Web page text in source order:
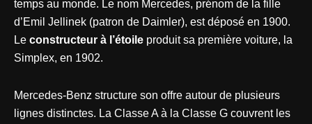
temps au monde. Le nom Mercedes, prénom de la fille
d’Emil Jellinek (patron de Daimler), est déposé en 1900.
Le constructeur à l’étoile produit sa première voiture, la
Simplex, en 1902.
Mercedes-Benz structure son offre autour de plusieurs
lignes distinctes. La Classe A à la Classe G couvrent les